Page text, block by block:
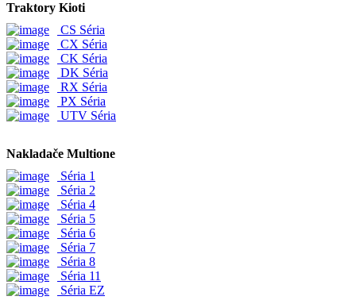
Traktory Kioti
CS Séria
CX Séria
CK Séria
DK Séria
RX Séria
PX Séria
UTV Séria
Nakladače Multione
Séria 1
Séria 2
Séria 4
Séria 5
Séria 6
Séria 7
Séria 8
Séria 11
Séria EZ